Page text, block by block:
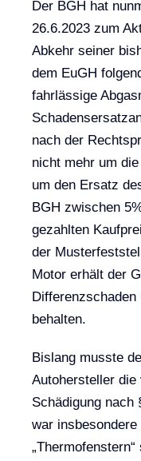
Der BGH hat
26.6.2023 zum
Abkehr seiner
dem EuGH
fahrlässige
nach der
nicht mehr um
um den Ersatz
BGH zwischen
gezahlten
der
Motor erhält der
behalten.
Bislang musste
Autohersteller
Schädigung nach
war